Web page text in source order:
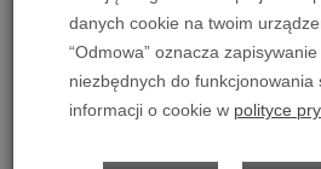
danych cookie na twoim
“Odmowa” oznacza
niezbędnych do funkcjonowania
informacji o cookie w polityce